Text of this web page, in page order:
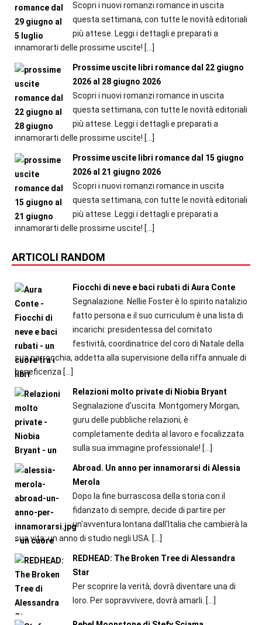
Scopri i nuovi romanzi romance in uscita
questa settimana, con tutte le novità editoriali
più attese. Leggi i dettagli e preparati a
innamorarti delle prossime uscite! […]
Prossime uscite libri romance dal 22 giugno
2026 al 28 giugno 2026
Scopri i nuovi romanzi romance in uscita
questa settimana, con tutte le novità editoriali
più attese. Leggi i dettagli e preparati a
innamorarti delle prossime uscite! […]
Prossime uscite libri romance dal 15 giugno
2026 al 21 giugno 2026
Scopri i nuovi romanzi romance in uscita
questa settimana, con tutte le novità editoriali
più attese. Leggi i dettagli e preparati a
innamorarti delle prossime uscite! […]
ARTICOLI RANDOM
Fiocchi di neve e baci rubati di Aura Conte
Segnalazione. Nellie Foster è lo spirito natalizio
fatto persona e il suo curriculum è una lista di
incarichi: presidentessa del comitato
festività, coordinatrice del coro di Natale della
sua parrocchia, addetta alla supervisione della riffa annuale di
beneficenza […]
Relazioni molto private di Niobia Bryant
Segnalazione d'uscita. Montgomery Morgan,
guru delle pubbliche relazioni, è
completamente dedita al lavoro e focalizzata
sulla sua immagine professionale! […]
Abroad. Un anno per innamorarsi di Alessia
Merola
Dopo la fine burrascosa della storia con il
fidanzato di sempre, decide di partire per
un'avventura lontana dall'Italia che cambierà la
sua vita: un anno di studio negli USA. […]
REDHEAD: The Broken Tree di Alessandra
Star
Per scoprire la verità, dovrà diventare una di
loro. Per sopravvivere, dovrà amarli. […]